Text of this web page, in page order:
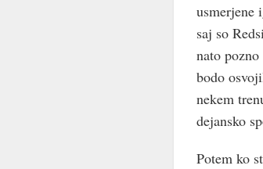
usmerjene
saj so
nato
bodo
nekem
dejansko
Potem ko